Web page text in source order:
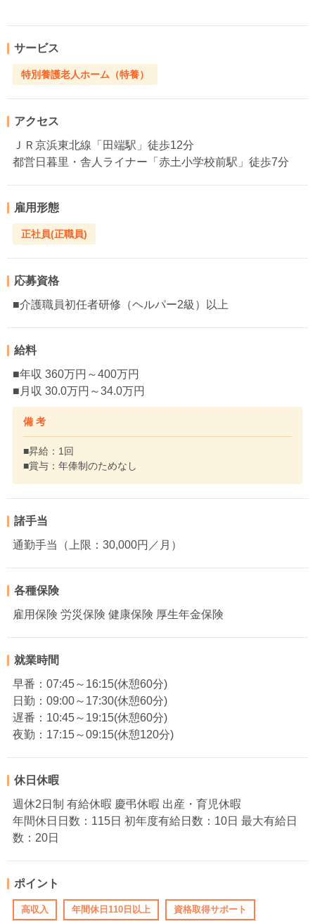
サービス
特別養護老人ホーム（特養）
アクセス
ＪＲ京浜東北線「田端駅」徒歩12分
都営日暮里・舎人ライナー「赤土小学校前駅」徒歩7分
雇用形態
正社員(正職員)
応募資格
■介護職員初任者研修（ヘルパー2級）以上
給料
■年収 360万円～400万円
■月収 30.0万円～34.0万円
備 考
■昇給：1回
■賞与：年俸制のためなし
諸手当
通勤手当（上限：30,000円／月）
各種保険
雇用保険 労災保険 健康保険 厚生年金保険
就業時間
早番：07:45～16:15(休憩60分)
日勤：09:00～17:30(休憩60分)
遅番：10:45～19:15(休憩60分)
夜勤：17:15～09:15(休憩120分)
休日休暇
週休2日制 有給休暇 慶弔休暇 出産・育児休暇
年間休日日数：115日 初年度有給日数：10日 最大有給日
数：20日
ポイント
高収入 年間休日110日以上 資格取得サポート